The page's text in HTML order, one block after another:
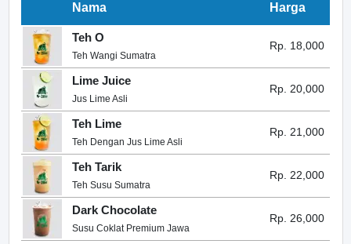
Nama Harga
Teh O
Teh Wangi Sumatra
Rp. 18,000
Lime Juice
Jus Lime Asli
Rp. 20,000
Teh Lime
Teh Dengan Jus Lime Asli
Rp. 21,000
Teh Tarik
Teh Susu Sumatra
Rp. 22,000
Dark Chocolate
Susu Coklat Premium Jawa
Rp. 26,000